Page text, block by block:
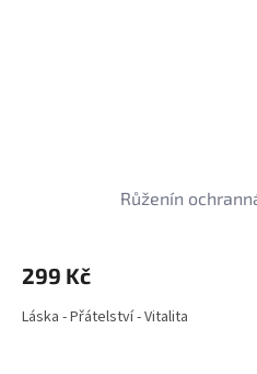
Růženín
299 Kč
Láska - Přátelství - Vitalita